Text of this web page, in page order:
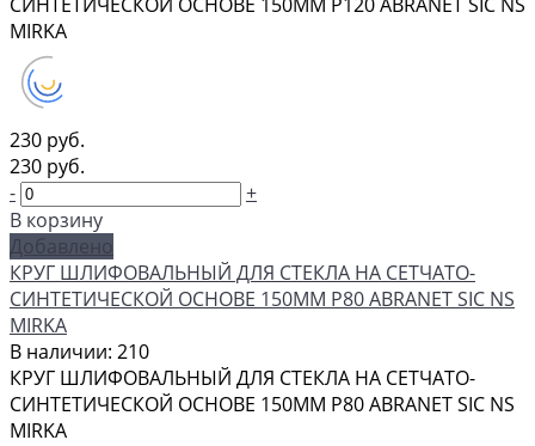
MIRKA
230 руб.
230 руб.
-
+
В корзину
Добавлено
КРУГ ШЛИФОВАЛЬНЫЙ ДЛЯ СТЕКЛА НА СЕТЧАТО-
СИНТЕТИЧЕСКОЙ ОСНОВЕ 150ММ Р80 ABRANET SIC NS
MIRKA
В наличии: 210
КРУГ ШЛИФОВАЛЬНЫЙ ДЛЯ СТЕКЛА НА СЕТЧАТО-
СИНТЕТИЧЕСКОЙ ОСНОВЕ 150ММ Р80 ABRANET SIC NS
MIRKA